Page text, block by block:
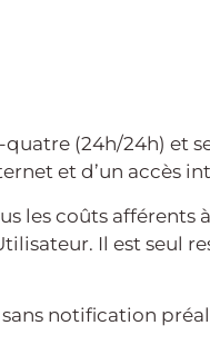
(24h/24h) et
et d’un accès
les coûts afférents à
Il est seul
sans notification